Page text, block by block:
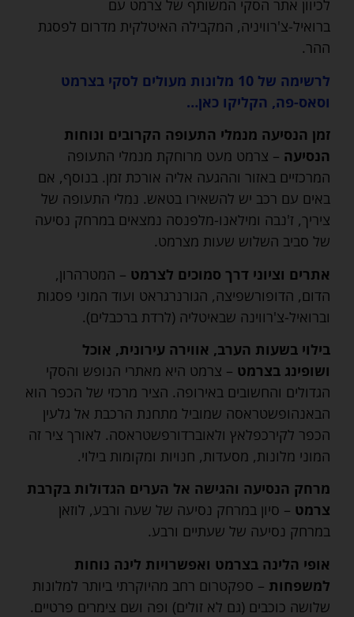
לכיוון אתר הסקי המשותף של צרמט עם
ברואיל-צ'רוויניה, המקבילה האיטלקית מדרום לפסגת
ההר.
לרשימה של 10 מלונות מעולים לסקי בצרמט
וסאס-פה, הקליקו כאן…
זמן הנסיעה מנמלי התעופה הקרובים ונוחות
הנסיעה– צרמט מעט מרוחקת מנמלי התעופה
המרכזיים באזור וההגעה אליה אורכת זמן. בנוסף, אם
באים עם רכב יש להשאירו בטאש. נמלי התעופה של
ציריך, ז'נבה ומילאנו-מלפנסה נמצאים במרחק נסיעה
של סביב השלוש שעות מצרמט.
אתרים וציוני דרך סמוכים לצרמט– המטרהרון,
הדום, הדופורשפיצה, הגורנרגראט ועוד המוני פסגות
וברואיל-צ'רווינה שבאיטליה (לרדת ברכבלים).
בילוי בשעות הערב, אווירה עירונית, אוכל
ושופינג בצרמט– צרמט היא מאתרי הנופש והסקי
הגדולים והחשובים באירופה. הציר מרכזי של הכפר הוא
הבאנהופשטראסה שמוביל מתחנת הרכבת אל גלעין
הכפר לקירכפלאץ ולאוברדורפשטראסה. לאורך ציר זה
המוני מלונות, מסעדות, חנויות ומקומות בילוי.
מרחק הנסיעה והגישה אל הערים הגדולות בקרבת
צרמט– סיון במרחק נסיעה של שעה ורבע, לוזאן
במרחק נסיעה של שעתיים ורבע.
אופי הלינה בצרמט ואפשרויות לינה נוחות
למשפחות– ספקטרום רחב מהיוקרתי ביותר למלונות
שלושה כוכבים (גם לא זולים) ופה ושם צימרים פרטיים.